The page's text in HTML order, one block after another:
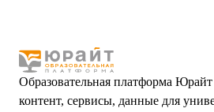
Образовательная платформа
контент, сервисы, данные для